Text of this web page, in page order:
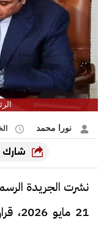
نورا محمد
شارك
نشرت الجريدة
21 مايو 2026، قرار